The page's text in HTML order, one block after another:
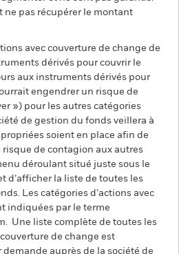
ne pas récupérer le montant
avec couverture de change de
dérivés pour couvrir le
aux instruments dérivés pour
engendrer un risque de
») pour les autres catégories
de gestion du fonds veillera à
soient en place afin de
de contagion aux autres
déroulant situé juste sous le
d’afficher la liste de toutes les
Les catégories d’actions avec
indiquées par le terme
Une liste complète de toutes les
de change est
auprès de la société de